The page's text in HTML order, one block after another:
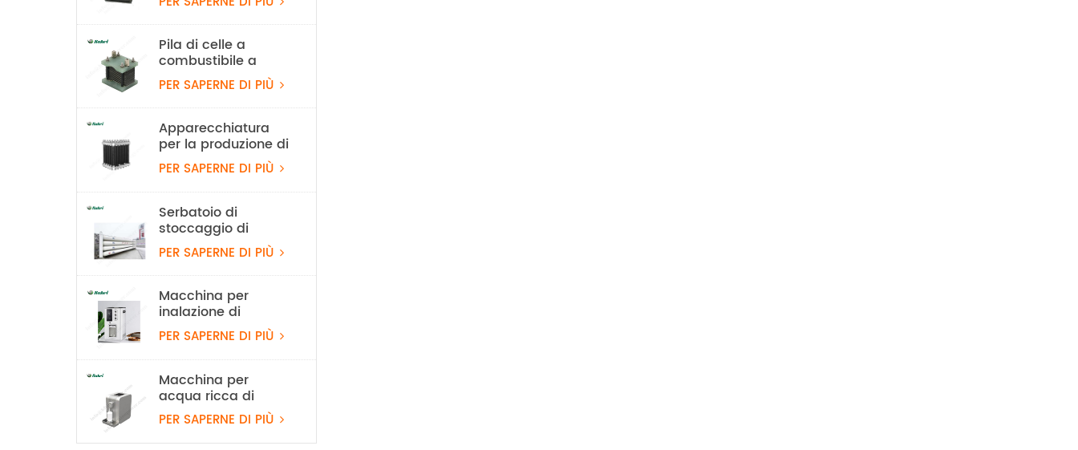
leggera da 550 W
per UAV
Pila di celle a
combustibile a
idrogeno
raffreddata ad aria
da 100 W
PER SAPERNE DI PIÙ
Apparecchiatura
per la produzione di
idrogeno con
elettrolizzatore ad
acqua PEM da 10
Nm³/h e 50 kW
PER SAPERNE DI PIÙ
Serbatoio di
stoccaggio di
idrogeno stazionario
da 20 MPa
PER SAPERNE DI PIÙ
Macchina per
inalazione di
idrogeno al 99,99%
Rubri 1800 ml/min
PER SAPERNE DI PIÙ
Macchina per
acqua ricca di
idrogeno PEM
PER SAPERNE DI PIÙ